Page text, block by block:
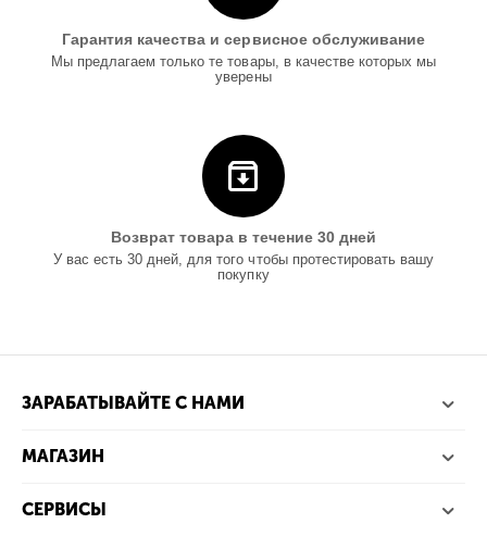
Гарантия качества и сервисное обслуживание
Мы предлагаем только те товары, в качестве которых мы
уверены
Возврат товара в течение 30 дней
У вас есть 30 дней, для того чтобы протестировать вашу
покупку
ЗАРАБАТЫВАЙТЕ С НАМИ
МАГАЗИН
СЕРВИСЫ